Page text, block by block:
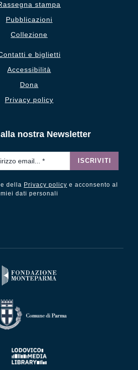
stampa
Pubblicazioni
Collezione
e biglietti
Accessibilità
Dona
Privacy policy
nostra Newsletter
ISCRIVITI
della Privacy policy e acconsento al
dati personali